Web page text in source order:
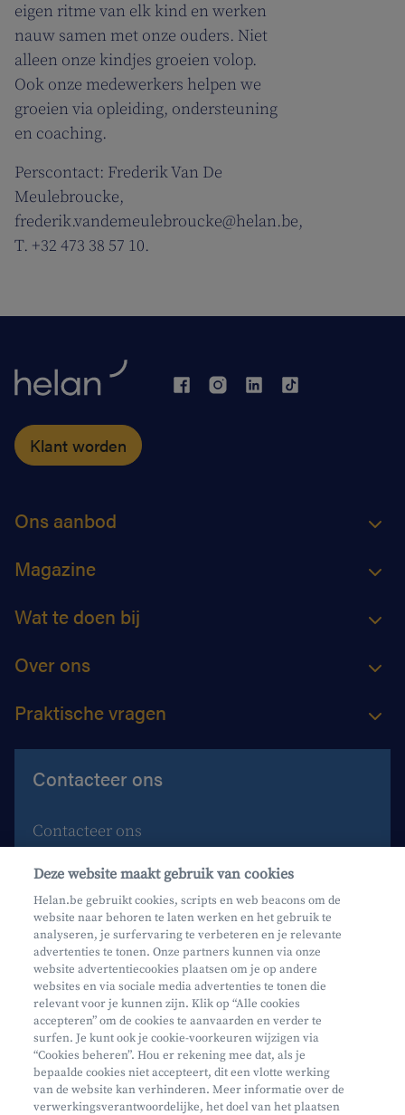
eigen ritme van elk kind en werken
nauw samen met onze ouders. Niet
alleen onze kindjes groeien volop.
Ook onze medewerkers helpen we
groeien via opleiding, ondersteuning
en coaching.
Perscontact: Frederik Van De
Meulebroucke,
frederik.vandemeulebroucke@helan.be,
T. +32 473 38 57 10.
Klant worden
Ons aanbod
Magazine
Wat te doen bij
Over ons
Praktische vragen
Contacteer ons
Contacteer ons
Maak een afspraak
Waar vind je ons?
Phishing
Mifid
Privacy
Juridische info
Deze website maakt gebruik van cookies
Helan.be gebruikt cookies, scripts en web beacons om de
website naar behoren te laten werken en het gebruik te
analyseren, je surfervaring te verbeteren en je relevante
advertenties te tonen. Onze partners kunnen via onze
website advertentiecookies plaatsen om je op andere
websites en via sociale media advertenties te tonen die
relevant voor je kunnen zijn. Klik op “Alle cookies
accepteren” om de cookies te aanvaarden en verder te
surfen. Je kunt ook je cookie-voorkeuren wijzigen via
“Cookies beheren”. Hou er rekening mee dat, als je
bepaalde cookies niet accepteert, dit een vlotte werking
van de website kan verhinderen. Meer informatie over de
verwerkingsverantwoordelijke, het doel van het plaatsen